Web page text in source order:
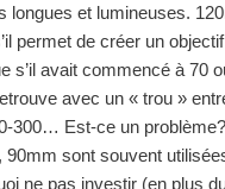
longues et lumineuses.
permet de créer un
s’il avait commencé à 70
avec un « trou »
300… Est-ce un
90mm sont souvent
ne pas investir (en plus